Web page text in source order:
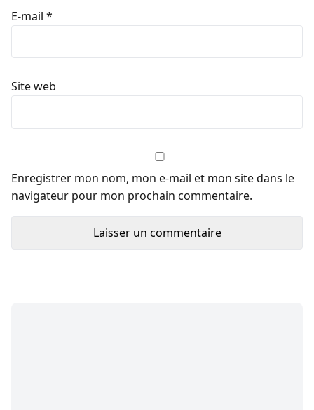
E-mail *
Site web
Enregistrer mon nom, mon e-mail et mon site dans le
navigateur pour mon prochain commentaire.